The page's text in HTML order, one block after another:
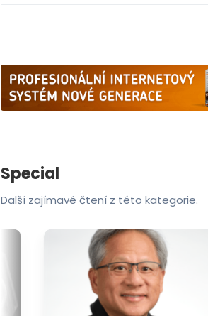
Special
Další zajímavé čtení z této kategorie.